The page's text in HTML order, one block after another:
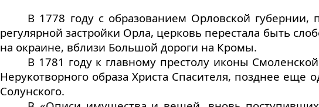
В 1778 году с образованием Орловской губернии,
регулярной застройки Орла, церковь перестала быть
на окраине, вблизи Большой дороги на Кромы.
В 1781 году к главному престолу иконы
Нерукотворного образа Христа Спасителя, позднее
Солунского.